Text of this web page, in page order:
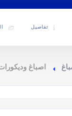
تفاصيل
اصباغ